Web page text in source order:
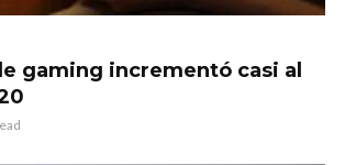
gaming incrementó casi al